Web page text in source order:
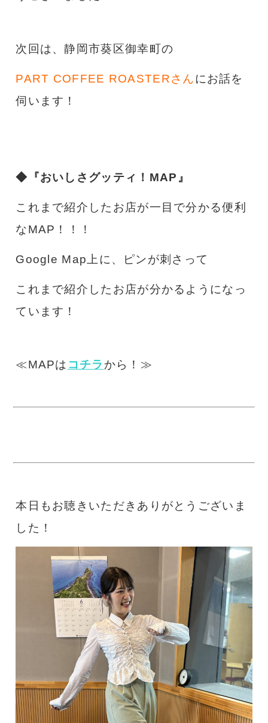
次回は、静岡市葵区御幸町の
PART COFFEE ROASTERさんにお話を
伺います！
◆『おいしさグッティ！ MAP 』
これまで紹介したお店が一目で分かる便利
なMAP！！！
Google Map上に、ピンが刺さって
これまで紹介したお店が分かるようになっ
ています！
≪MAPは コチラ から！≫
本日もお聴きいただきありがとうございま
した！